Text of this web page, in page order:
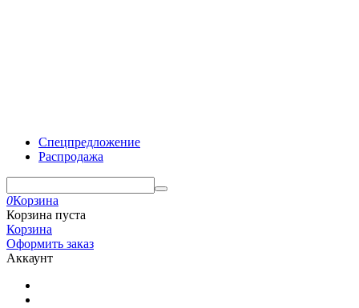
Спецпредложение
Распродажа
0Корзина
Корзина пуста
Корзина
Оформить заказ
Аккаунт